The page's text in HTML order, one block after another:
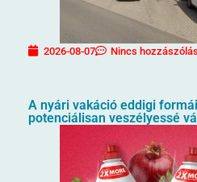
2026-08-07 Nincs hozzászólás
A nyári vakáció eddigi
potenciálisan veszélyessé